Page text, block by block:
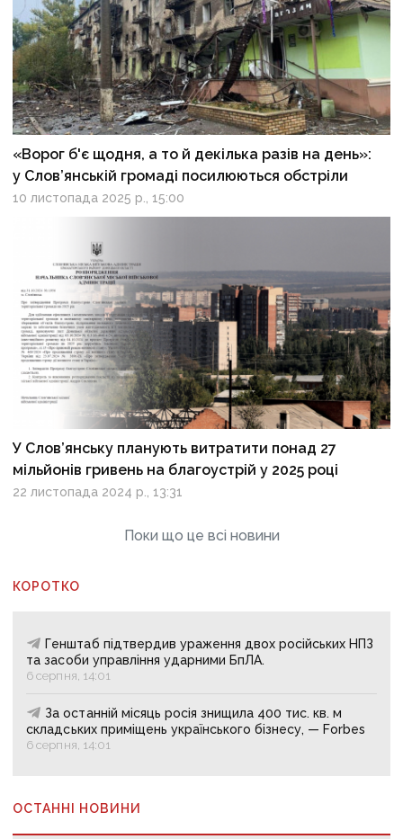
«Ворог б'є щодня, а то й декілька разів на день»:
у Слов’янській громаді посилюються обстріли
10 листопада 2025 р., 15:00
У Слов’янську планують витратити понад 27
мільйонів гривень на благоустрій у 2025 році
22 листопада 2024 р., 13:31
Поки що це всі новини
КОРОТКО
Генштаб підтвердив ураження двох російських НПЗ
та засоби управління ударними БпЛА.
6 серпня, 14:01
За останній місяць росія знищила 400 тис. кв. м
складських приміщень українського бізнесу, — Forbes
6 серпня, 14:01
ОСТАННІ НОВИНИ